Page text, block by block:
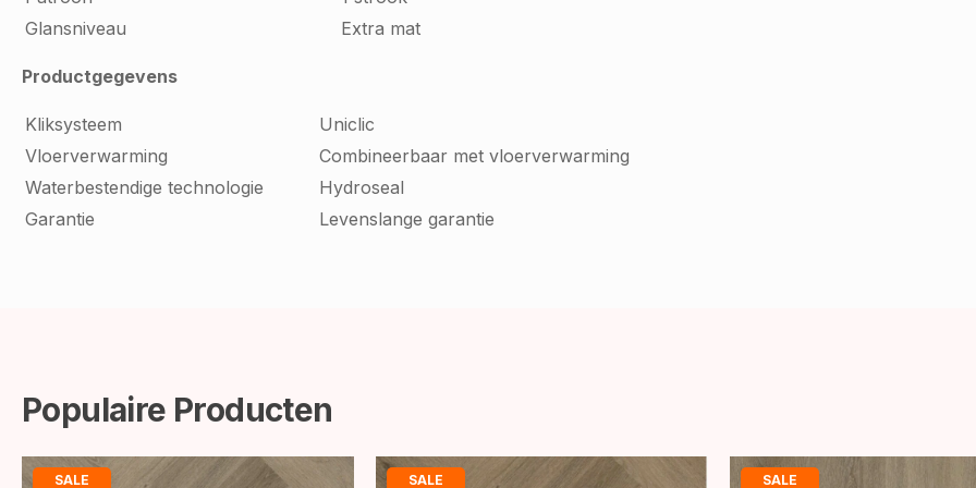
Glansniveau
Extra mat
Productgegevens
Kliksysteem
Uniclic
Vloerverwarming
Combineerbaar met vloerverwarming
Waterbestendige technologie
Hydroseal
Garantie
Levenslange garantie
Populaire Producten
SALE SALE SALE